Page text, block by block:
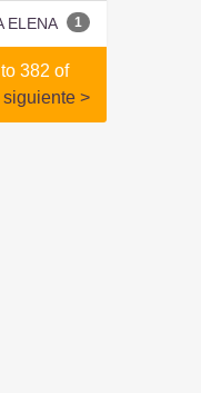
ELENA 1
382 of
siguiente >